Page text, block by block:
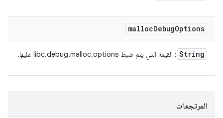
mallocDebugOptions
String : القيمة التي يتم ضبط libc.debug.malloc.options عليها.
المرتجعات